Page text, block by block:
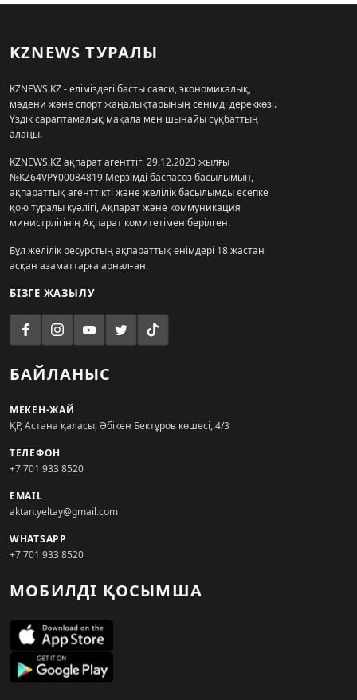
KZNEWS ТУРАЛЫ
KZNEWS.KZ - еліміздегі басты саяси, экономикалық,
мәдени және спорт жаңалықтарының сенімді дереккөзі.
Үздік сараптамалық мақала мен шынайы сұқбаттың
алаңы.
KZNEWS.KZ ақпарат агенттігі 29.12.2023 жылғы
№KZ64VPY00084819 Мерзімді баспасөз басылымын,
ақпараттық агенттікті және желілік басылымды есепке
қою туралы куәлігі, Ақпарат және коммуникация
министрлігінің Ақпарат комитетімен берілген.
Бұл желілік ресурстың ақпараттық өнімдері 18 жастан
асқан азаматтарға арналған.
БІЗГЕ ЖАЗЫЛУ
БАЙЛАНЫС
МЕКЕН-ЖАЙ
ҚР, Астана қаласы, Әбікен Бектұров көшесі, 4/3
ТЕЛЕФОН
+7 701 933 8520
EMAIL
aktan.yeltay@gmail.com
WHATSAPP
+7 701 933 8520
МОБИЛДІ ҚОСЫМША